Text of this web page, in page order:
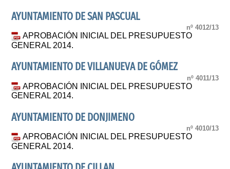
AYUNTAMIENTO DE SAN PASCUAL
nº 4012/13
APROBACIÓN INICIAL DEL PRESUPUESTO
GENERAL 2014.
AYUNTAMIENTO DE VILLANUEVA DE GÓMEZ
nº 4011/13
APROBACIÓN INICIAL DEL PRESUPUESTO
GENERAL 2014.
AYUNTAMIENTO DE DONJIMENO
nº 4010/13
APROBACIÓN INICIAL DEL PRESUPUESTO
GENERAL 2014.